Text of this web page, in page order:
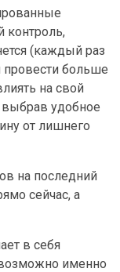
контроль,
(каждый раз
провести больше
на свой
удобное
от лишнего
на последний
сейчас, а
в себя
именно